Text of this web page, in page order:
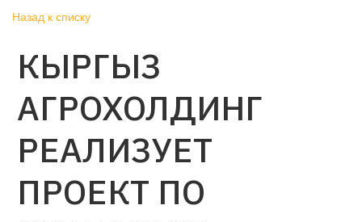
Назад к списку
КЫРГЫЗ
АГРОХОЛДИНГ
РЕАЛИЗУЕТ
ПРОЕКТ ПО